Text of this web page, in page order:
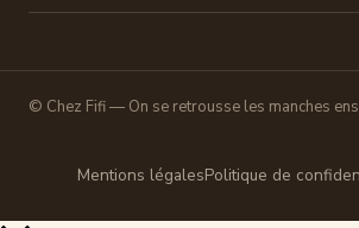
© Chez Fifi — On se retrousse les manches
Mentions légalesPolitique de